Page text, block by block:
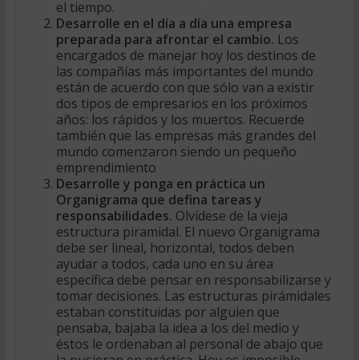
el tiempo.
Desarrolle en el día a día una empresa
preparada para afrontar el cambio. Los
encargados de manejar hoy los destinos de
las compañías más importantes del mundo
están de acuerdo con que sólo van a existir
dos tipos de empresarios en los próximos
años: los rápidos y los muertos. Recuerde
también que las empresas más grandes del
mundo comenzaron siendo un pequeño
emprendimiento
Desarrolle y ponga en práctica un
Organigrama que defina tareas y
responsabilidades. Olvídese de la vieja
estructura piramidal. El nuevo Organigrama
debe ser lineal, horizontal, todos deben
ayudar a todos, cada uno en su área
específica debe pensar en responsabilizarse y
tomar decisiones. Las estructuras pirámidales
estaban constituidas por alguien que
pensaba, bajaba la idea a los del medio y
éstos le ordenaban al personal de abajo que